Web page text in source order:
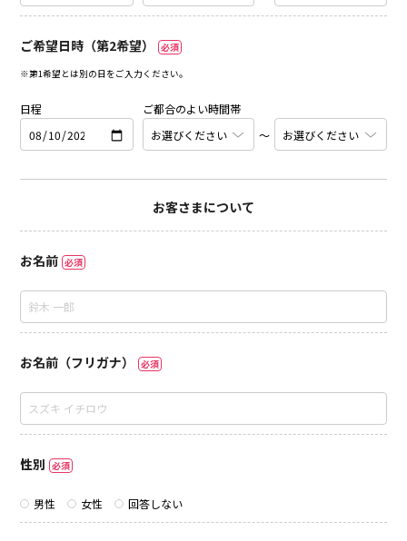
ご希望日時（第2希望） 必須
※第1希望とは別の日をご入力ください。
日程
ご都合のよい時間帯
〜
お客さまについて
お名前 必須
お名前（フリガナ） 必須
性別 必須
男性 女性 回答しない